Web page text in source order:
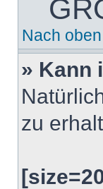
Nach oben
» Kann
zu